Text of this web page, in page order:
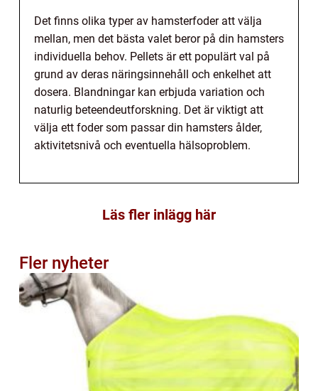
Det finns olika typer av hamsterfoder att välja
mellan, men det bästa valet beror på din hamsters
individuella behov. Pellets är ett populärt val på
grund av deras näringsinnehåll och enkelhet att
dosera. Blandningar kan erbjuda variation och
naturlig beteendeutforskning. Det är viktigt att
välja ett foder som passar din hamsters ålder,
aktivitetsnivå och eventuella hälsoproblem.
Läs fler inlägg här
Fler nyheter